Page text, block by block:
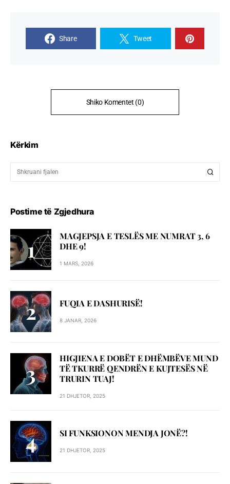
Share Tweet
Shiko Komentet (0)
Kërkim
Postime të Zgjedhura
MAGJEPSJA E TESLËS ME NUMRAT 3, 6
DHE 9!
1 MARS, 2026
FUQIA E DASHURISË!
8 JANAR, 2026
HIGJIENA E DOBËT E DHËMBËVE MUND
TË TKURRË QENDRËN E KUJTESËS NË
TRURIN TUAJ!
21 DHJETOR, 2025
SI FUNKSIONON MENDJA JONË?!
21 DHJETOR, 2025